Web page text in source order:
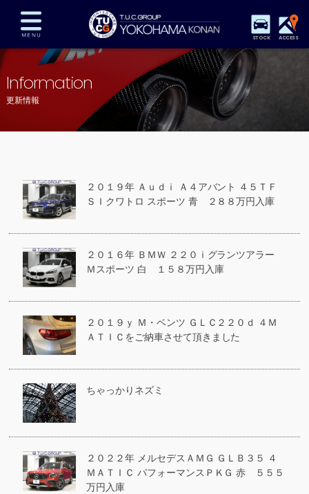
STOCK ACCESS
在庫車両情報 保証&サービス パーツリスト
TUCとは？ 店舗情報 アクセスマップ
全国納車 特別作業 注文販売
プライバシーポリシー スタッフblog 納車blog
Information
更新情報
２０１９年 Ａｕｄｉ Ａ４アバント ４５ＴＦ
ＳＩクワトロ スポーツ 青 ２８８万円入庫
２０１６年 ＢＭＷ ２２０ｉグランツアラー
Ｍスポーツ 白 １５８万円入庫
２０１９ｙ Ｍ・ベンツ ＧＬＣ２２０ｄ ４Ｍ
ＡＴＩＣをご納車させて頂きました
ちゃっかりネズミ
２０２２年 メルセデスＡＭＧ ＧＬＢ３５ ４
ＭＡＴＩＣ パフォーマンスＰＫＧ 赤 ５５５
万円入庫